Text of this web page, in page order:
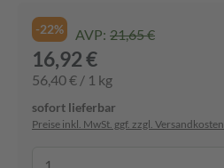
-22% AVP: 21,65 €
16,92 €
56,40 € / 1 kg
sofort lieferbar
Preise inkl. MwSt. ggf. zzgl. Versandkosten